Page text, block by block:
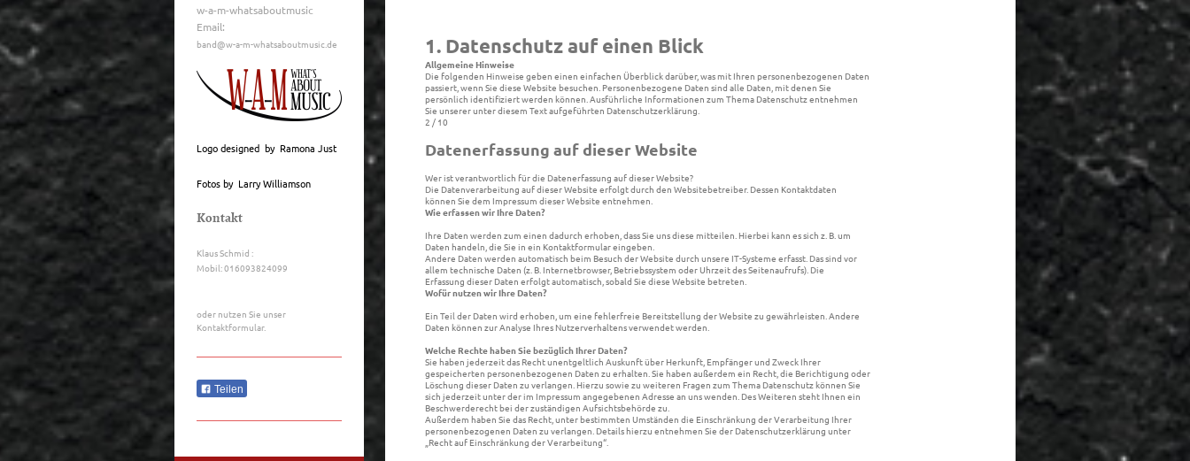
1. Datenschutz auf einen Blick
Allgemeine Hinweise
Die folgenden Hinweise geben einen einfachen Überblick darüber, was mit Ihren personenbezogenen Daten
passiert, wenn Sie diese Website besuchen. Personenbezogene Daten sind alle Daten, mit denen Sie
persönlich identifiziert werden können. Ausführliche Informationen zum Thema Datenschutz entnehmen
Sie unserer unter diesem Text aufgeführten Datenschutzerklärung.
2 / 10
Datenerfassung auf dieser Website
Wer ist verantwortlich für die Datenerfassung auf dieser Website?
Die Datenverarbeitung auf dieser Website erfolgt durch den Websitebetreiber. Dessen Kontaktdaten
können Sie dem Impressum dieser Website entnehmen.
Wie erfassen wir Ihre Daten?
Ihre Daten werden zum einen dadurch erhoben, dass Sie uns diese mitteilen. Hierbei kann es sich z. B. um
Daten handeln, die Sie in ein Kontaktformular eingeben.
Andere Daten werden automatisch beim Besuch der Website durch unsere IT-Systeme erfasst. Das sind vor
allem technische Daten (z. B. Internetbrowser, Betriebssystem oder Uhrzeit des Seitenaufrufs). Die
Erfassung dieser Daten erfolgt automatisch, sobald Sie diese Website betreten.
Wofür nutzen wir Ihre Daten?
Ein Teil der Daten wird erhoben, um eine fehlerfreie Bereitstellung der Website zu gewährleisten. Andere
Daten können zur Analyse Ihres Nutzerverhaltens verwendet werden.
Welche Rechte haben Sie bezüglich Ihrer Daten?
Sie haben jederzeit das Recht unentgeltlich Auskunft über Herkunft, Empfänger und Zweck Ihrer
gespeicherten personenbezogenen Daten zu erhalten. Sie haben außerdem ein Recht, die Berichtigung oder
Löschung dieser Daten zu verlangen. Hierzu sowie zu weiteren Fragen zum Thema Datenschutz können Sie
sich jederzeit unter der im Impressum angegebenen Adresse an uns wenden. Des Weiteren steht Ihnen ein
Beschwerderecht bei der zuständigen Aufsichtsbehörde zu.
Außerdem haben Sie das Recht, unter bestimmten Umständen die Einschränkung der Verarbeitung Ihrer
personenbezogenen Daten zu verlangen. Details hierzu entnehmen Sie der Datenschutzerklärung unter
„Recht auf Einschränkung der Verarbeitung“.
w-a-m-whatsaboutmusic
Email:
band@w-a-m-whatsaboutmusic.de
Logo designed by Ramona Just
Fotos by Larry Williamson
Kontakt
Klaus Schmid :
Mobil: 016093824099
oder nutzen Sie unser
Kontaktformular.
Teilen